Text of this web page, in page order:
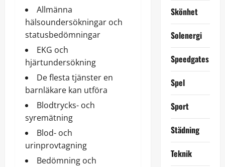
Allmänna
hälsoundersökningar och
statusbedömningar
EKG och
hjärtundersökning
De flesta tjänster en
barnläkare kan utföra
Blodtrycks- och
syremätning
Blod- och
urinprovtagning
Bedömning och
Skönhet
Solenergi
Speedgates
Spel
Sport
Städning
Teknik